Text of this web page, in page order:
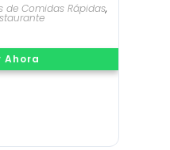
de Comidas Rápidas,
Ahora